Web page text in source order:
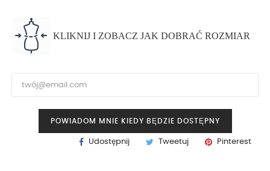
KLIKNIJ I ZOBACZ JAK DOBRAĆ ROZMIAR
POWIADOM MNIE KIEDY BĘDZIE DOSTĘPNY
Udostępnij Tweetuj Pinterest